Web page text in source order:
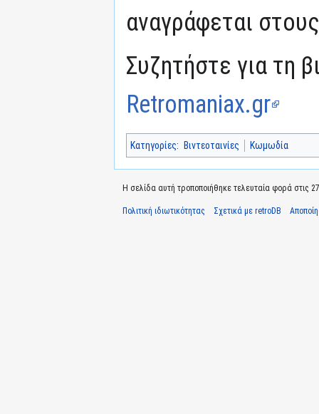
αναγράφεται
Συζητήστε για τη
Retromaniax.gr
Κατηγορίες: Βιντεοταινίες Κωμωδία
Η σελίδα αυτή τροποποιήθηκε τελευταία φορά στις
Πολιτική ιδιωτικότητας Σχετικά με retroDB